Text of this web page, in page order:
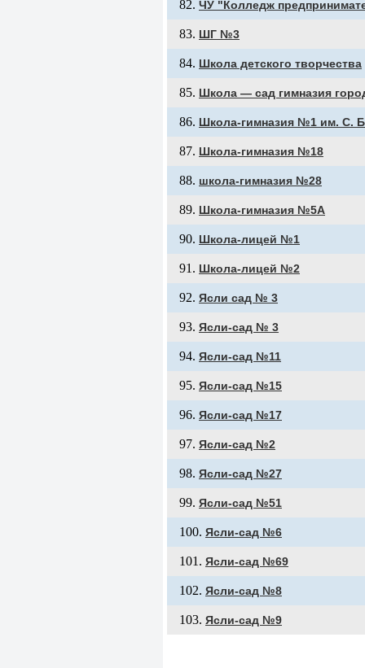
ЧУ "Колледж
ШГ №3
Школа детского творчества
Школа — сад гимназия
Школа-гимназия №1 им. С.
Школа-гимназия №18
школа-гимназия №28
Школа-гимназия №5А
Школа-лицей №1
Школа-лицей №2
Ясли сад № 3
Ясли-сад № 3
Ясли-сад №11
Ясли-сад №15
Ясли-сад №17
Ясли-сад №2
Ясли-сад №27
Ясли-сад №51
Ясли-сад №6
Ясли-сад №69
Ясли-сад №8
Ясли-сад №9